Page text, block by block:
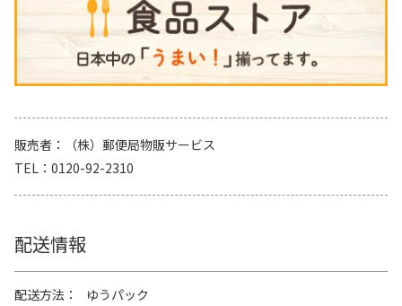
販売者
（株）郵便局物販サービス
TEL
0120-92-2310
配送情報
配送方法
ゆうパック